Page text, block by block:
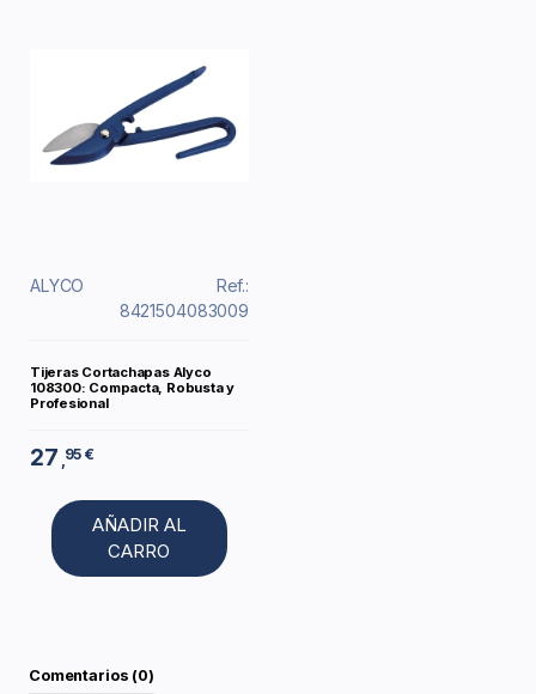
ALYCO
Ref.:
8421504083009
Tijeras Cortachapas Alyco
108300: Compacta, Robusta y
Profesional
27 95 €
AÑADIR AL
CARRO
Comentarios (0)